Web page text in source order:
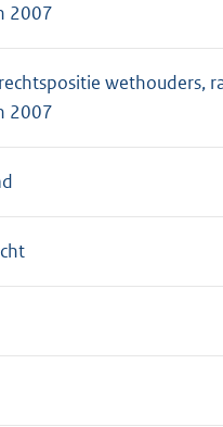
2007
wethouders,
2007